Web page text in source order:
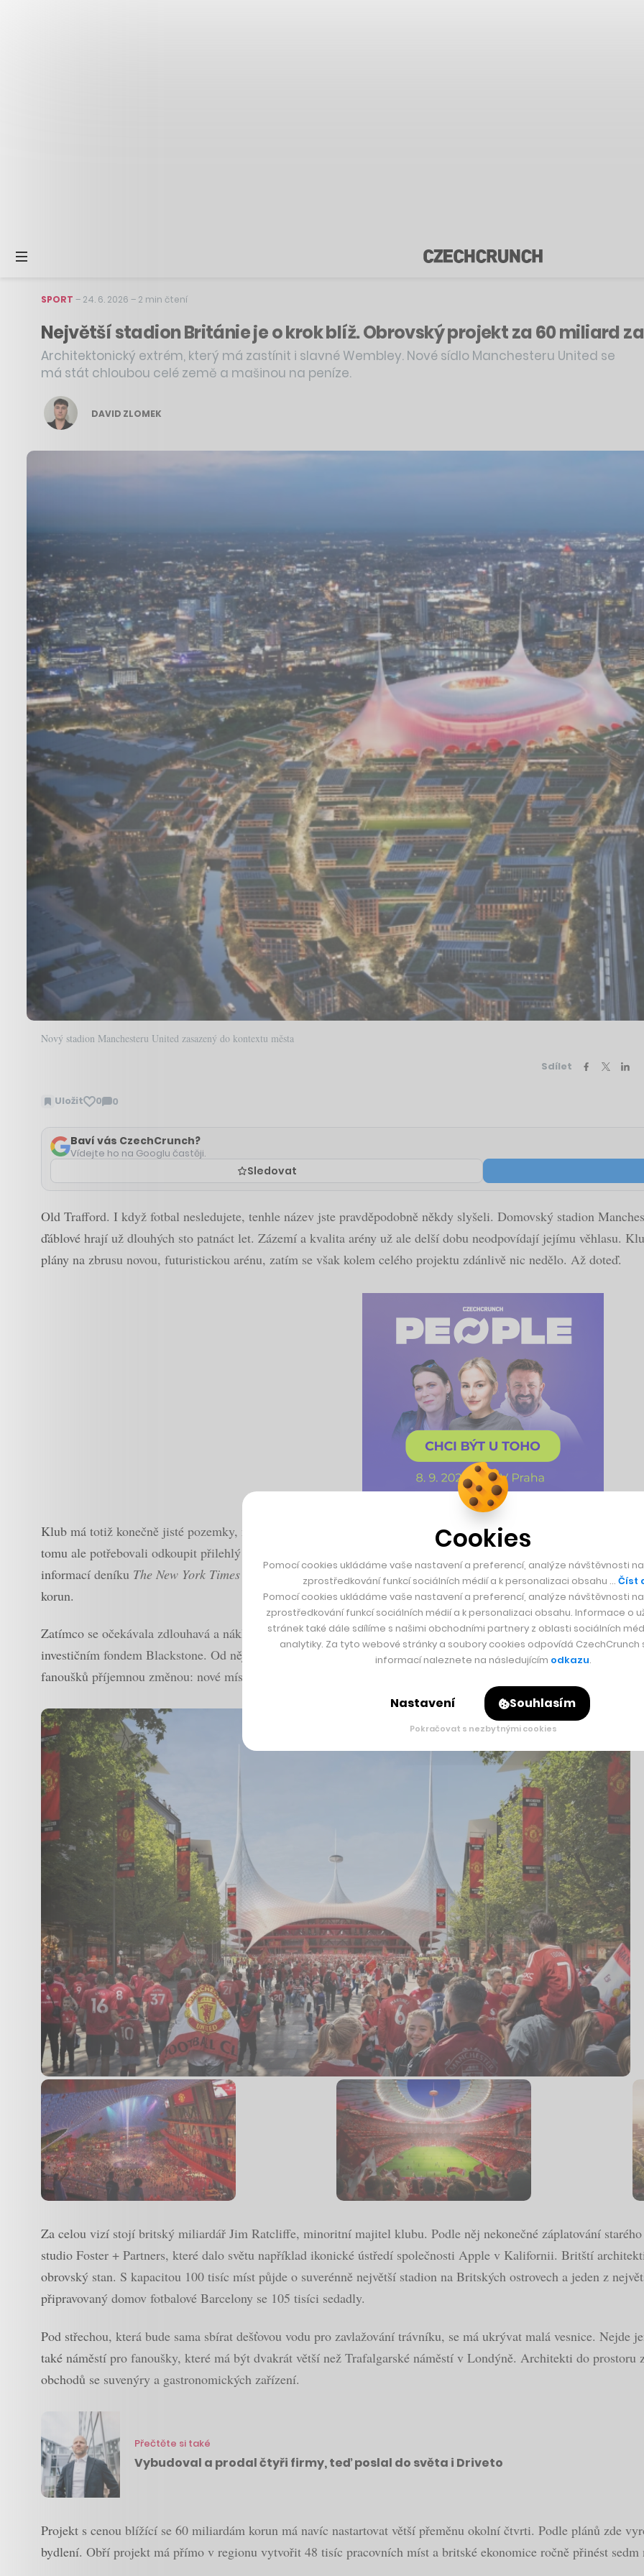
SPORT – 24. 6. 2026 – 2 min čtení
Největší stadion Británie je o krok blíž. Obrovský projekt za 60 miliard
Architektonický extrém, který má zastínit i slavné Wembley. Nové sídlo Manchesteru United se
má stát chloubou celé země a mašinou na peníze.
DAVID ZLOMEK
Nový stadion Manchesteru United zasazený do kontextu města
Sdílet
Uložit 0 0
Zobrazit
Baví vás CzechCrunch?
Vídejte ho na Googlu častěji.
Sledovat
Old Trafford. I když fotbal nesledujete, tenhle název jste pravděpodobně někdy slyšeli. Domovský stadion
ďáblové hrají už dlouhých sto patnáct let. Zázemí a kvalita arény už ale delší dobu neodpovídají jejímu věhlasu.
plány na zbrusu novou, futuristickou arénu, zatím se však kolem celého projektu zdánlivě nic nedělo. Až doteď.
Klub má totiž konečně jisté pozemky, na kterých nová aréna vyroste. Cesta k nim ale nebyla přímočará. United
tomu ale potřebovali odkoupit přilehlý železniční terminál logistické společnosti Freightliner. A tady se celá vize
informací deníku The New York Times si za pozemkyřeklav přepočtu o 8,5 miliardy korun. A to byl pro vedení
korun.
Zatímco se očekávala zdlouhavá a nákladná bitva právníků a vyjednavačů, Manchester United to vymyslel jinak.
investičním fondem Blackstone. Od něj odkoupil 10 hektarů průmyslových skladů, které leží jen asi 350 metrů od
fanoušků příjemnou změnou: nové místo je mnohem lépe napojené na tramvajovou a vlakovou síť.
Za celou vizí stojí britský miliardář Jim Ratcliffe, minoritní majitel klubu. Podle něj nekonečné záplatování
studio Foster + Partners, které dalo světu například ikonické ústředí společnosti Apple v Kalifornii. Britští
obrovský stan. S kapacitou 100 tisíc míst půjde o suverénně největší stadion na Britských ostrovech a jeden z
připravovaný domov fotbalové Barcelony se 105 tisíci sedadly.
Pod střechou, která bude sama sbírat dešťovou vodu pro zavlažování trávníku, se má ukrývat malá vesnice. Nejde
také náměstí pro fanoušky, které má být dvakrát větší než Trafalgarské náměstí v Londýně. Architekti do prostoru
obchodů se suvenýry a gastronomických zařízení.
Přečtěte si také
Vybudoval a prodal čtyři firmy, teď poslal do světa i Driveto
Projekt s cenou blížící se 60 miliardám korun má navíc nastartovat větší přeměnu okolní čtvrti. Podle plánů zde
bydlení. Obří projekt má přímo v regionu vytvořit 48 tisíc pracovních míst a britské ekonomice ročně přinést
Cookies
Pomocí cookies ukládáme vaše nastavení a preferencí, analýze návštěvnosti
zprostředkování funkcí sociálních médií a k personalizaci obsahu … Číst
Pomocí cookies ukládáme vaše nastavení a preferencí, analýze návštěvnosti
zprostředkování funkcí sociálních médií a k personalizaci obsahu. Informace o
stránek také dále sdílíme s našimi obchodními partnery z oblasti sociálních
analytiky. Za tyto webové stránky a soubory cookies odpovídá CzechCrunch
informací naleznete na následujícím odkazu.
Nastavení Souhlasím
Pokračovat s nezbytnými cookies